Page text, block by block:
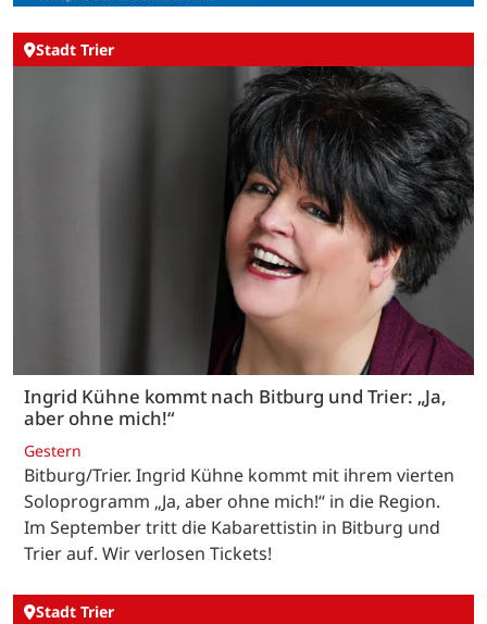
Stadt Trier
Ingrid Kühne kommt nach Bitburg und Trier: „Ja,
aber ohne mich!“
Gestern
Bitburg/Trier. Ingrid Kühne kommt mit ihrem vierten
Soloprogramm „Ja, aber ohne mich!“ in die Region.
Im September tritt die Kabarettistin in Bitburg und
Trier auf. Wir verlosen Tickets!
Stadt Trier